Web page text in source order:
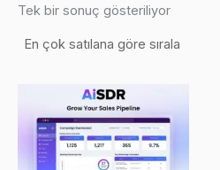
Tek bir sonuç gösteriliyor